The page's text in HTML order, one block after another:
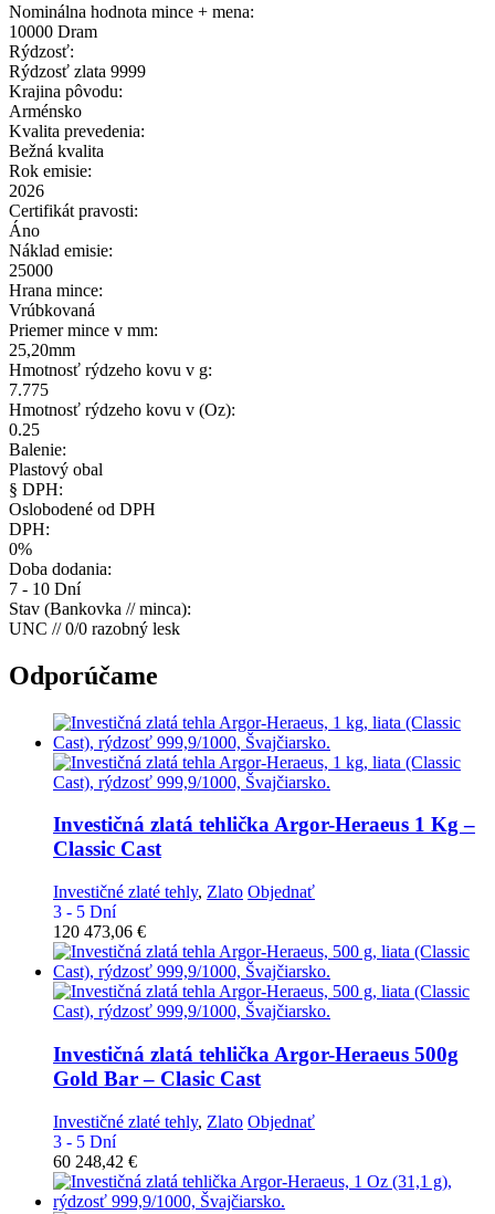
Nominálna hodnota mince + mena:
10000 Dram
Rýdzosť:
Rýdzosť zlata 9999
Krajina pôvodu:
Arménsko
Kvalita prevedenia:
Bežná kvalita
Rok emisie:
2026
Certifikát pravosti:
Áno
Náklad emisie:
25000
Hrana mince:
Vrúbkovaná
Priemer mince v mm:
25,20mm
Hmotnosť rýdzeho kovu v g:
7.775
Hmotnosť rýdzeho kovu v (Oz):
0.25
Balenie:
Plastový obal
§ DPH:
Oslobodené od DPH
DPH:
0%
Doba dodania:
7 - 10 Dní
Stav (Bankovka // minca):
UNC // 0/0 razobný lesk
Odporúčame
Investičná zlatá tehličkaArgor-Heraeus 1 Kg –
Classic Cast
Investičné zlaté tehly, Zlato Objednať
3 - 5 Dní
120 473,06 €
Investičná zlatá tehlička Argor-Heraeus 500g
Gold Bar – Clasic Cast
Investičné zlaté tehly, Zlato Objednať
3 - 5 Dní
60 248,42 €